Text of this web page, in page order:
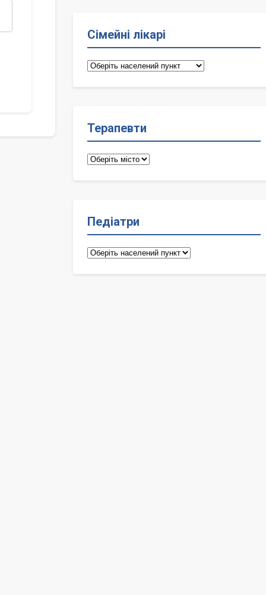
Сімейні лікарі
Сімейні
Терапевти
Терапевти
Педіатри
Педіатри